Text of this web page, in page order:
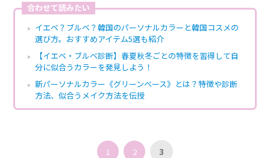
合わせて読みたい
イエベ？ブルベ？韓国のパーソナルカラーと韓国コスメの
選び方。おすすめアイテム5選も紹介
【イエベ・ブルベ診断】春夏秋冬ごとの特徴を習得して自
分に似合うカラーを発見しよう！
新パーソナルカラー《グリーンベース》とは？特徴や診断
方法、似合うメイク方法を伝授
1 2 3